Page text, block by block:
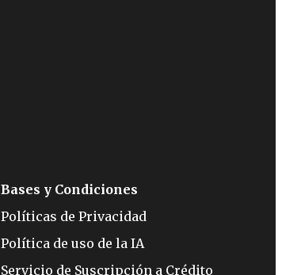
Bases y Condiciones
Políticas de Privacidad
Política de uso de la IA
Servicio de Suscripción a Crédito